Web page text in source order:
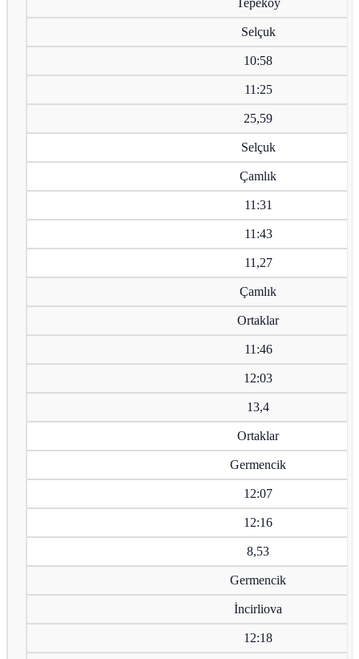
Tepeköy
Selçuk
10:58
11:25
25,59
Selçuk
Çamlık
11:31
11:43
11,27
Çamlık
Ortaklar
11:46
12:03
13,4
Ortaklar
Germencik
12:07
12:16
8,53
Germencik
İncirliova
12:18